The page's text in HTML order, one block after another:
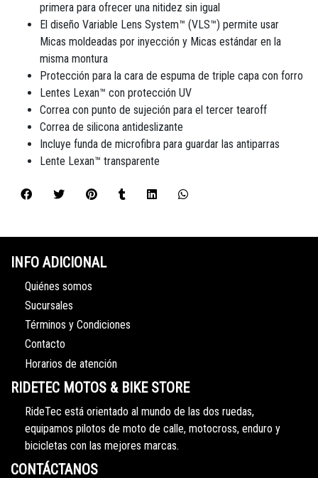
primera para ofrecer una nitidez sin igual
El diseño Variable Lens System™ (VLS™) permite usar
Micas moldeadas por inyección y Micas estándar en la
misma montura
Protección para la cara de espuma de triple capa con forro
Lentes Lexan™ con protección UV
Correa con punto de sujeción para el tercer tearoff
Correa de silicona antideslizante
Incluye funda de microfibra para guardar las antiparras
Lente Lexan™ transparente
INFO ADICIONAL
Quiénes somos
Sucursales
Términos y Condiciones
Contacto
Horarios de atención
RIDETEC MOTOS & BIKE STORE
RideTec está orientado al mundo de las dos ruedas,
equipamos pilotos de moto de calle, motocross, enduro y
bicicletas con las mejores marcas.
CONTÁCTANOS